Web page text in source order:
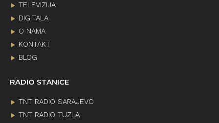
TELEVIZIJA
DIGITALA
O NAMA
KONTAKT
BLOG
RADIO STANICE
TNT RADIO SARAJEVO
TNT RADIO TUZLA